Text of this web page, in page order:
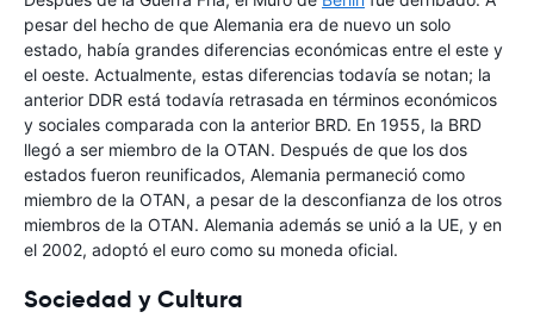
pesar del hecho de que Alemania era de nuevo un solo
estado, había grandes diferencias económicas entre el este y
el oeste. Actualmente, estas diferencias todavía se notan; la
anterior DDR está todavía retrasada en términos económicos
y sociales comparada con la anterior BRD. En 1955, la BRD
llegó a ser miembro de la OTAN. Después de que los dos
estados fueron reunificados, Alemania permaneció como
miembro de la OTAN, a pesar de la desconfianza de los otros
miembros de la OTAN. Alemania además se unió a la UE, y en
el 2002, adoptó el euro como su moneda oficial.
Sociedad y Cultura